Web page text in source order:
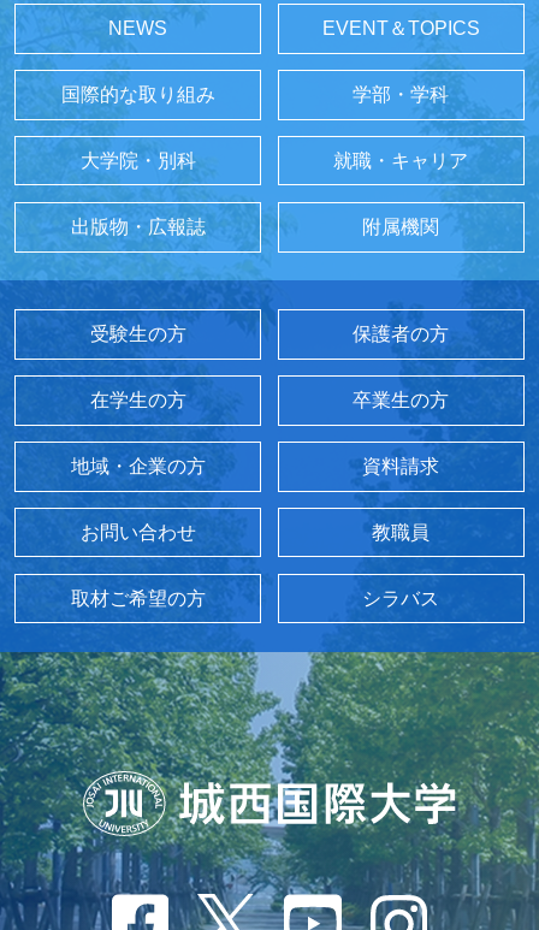
NEWS EVENT＆TOPICS
国際的な取り組み 学部・学科
大学院・別科 就職・キャリア
出版物・広報誌 附属機関
受験生の方 保護者の方
在学生の方 卒業生の方
地域・企業の方 資料請求
お問い合わせ 教職員
取材ご希望の方 シラバス